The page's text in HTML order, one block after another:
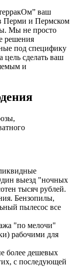
ваш
Перми и Пермском
Мы не просто
решения
под специфику
цель сделать ваш
и
выезд "ночных
тысяч рублей.
Бензопилы,
пылесос все
"по мелочи"
рабочими для
более дешевых
с последующей